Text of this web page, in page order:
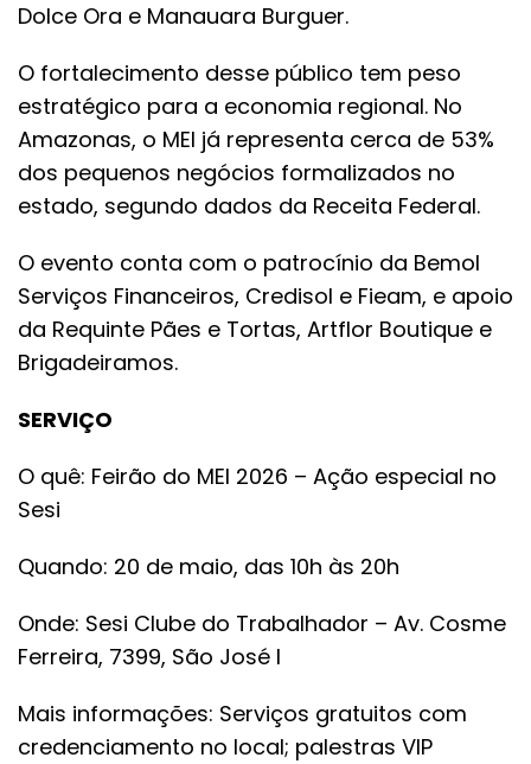
Dolce Ora e Manauara Burguer.
O fortalecimento desse público tem peso
estratégico para a economia regional. No
Amazonas, o MEI já representa cerca de 53%
dos pequenos negócios formalizados no
estado, segundo dados da Receita Federal.
O evento conta com o patrocínio da Bemol
Serviços Financeiros, Credisol e Fieam, e apoio
da Requinte Pães e Tortas, Artflor Boutique e
Brigadeiramos.
SERVIÇO
O quê: Feirão do MEI 2026 – Ação especial no
Sesi
Quando: 20 de maio, das 10h às 20h
Onde: Sesi Clube do Trabalhador – Av. Cosme
Ferreira, 7399, São José I
Mais informações: Serviços gratuitos com
credenciamento no local; palestras VIP